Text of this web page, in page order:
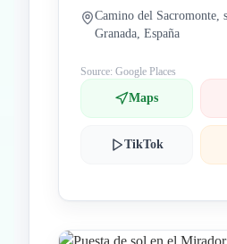
Camino del Sacromonte,
Granada, España
Source: Google Places
Maps
TikTok